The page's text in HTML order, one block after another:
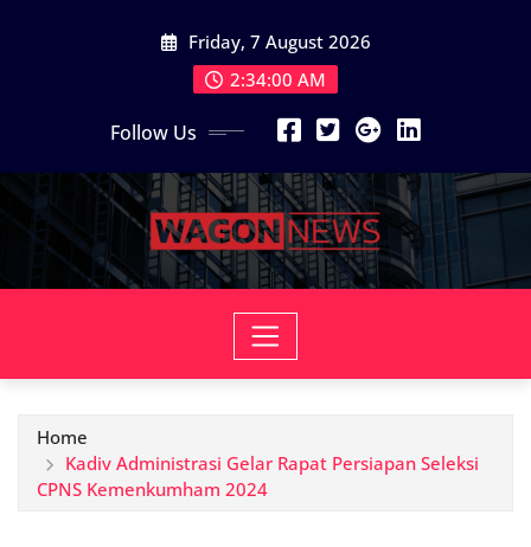
Friday, 7 August 2026
2:34:02 AM
Follow Us
Home
Kadiv Administrasi Gelar Rapat Persiapan Seleksi
CPNS Kemenkumham 2024